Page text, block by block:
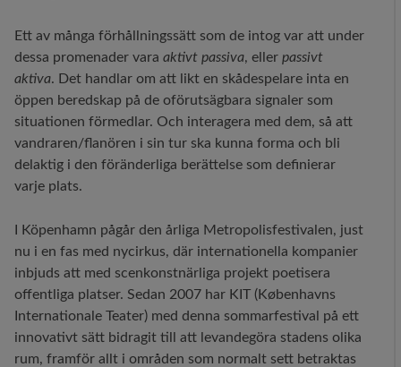
Ett av många förhållningssätt som de intog var att under
dessa promenader vara aktivt passiva, eller passivt
aktiva. Det handlar om att likt en skådespelare inta en
öppen beredskap på de oförutsägbara signaler som
situationen förmedlar. Och interagera med dem, så att
vandraren/flanören i sin tur ska kunna forma och bli
delaktig i den föränderliga berättelse som definierar
varje plats.
I Köpenhamn pågår den årliga Metropolisfestivalen, just
nu i en fas med nycirkus, där internationella kompanier
inbjuds att med scenkonstnärliga projekt poetisera
offentliga platser. Sedan 2007 har KIT (Københavns
Internationale Teater) med denna sommarfestival på ett
innovativt sätt bidragit till att levandegöra stadens olika
rum, framför allt i områden som normalt sett betraktas